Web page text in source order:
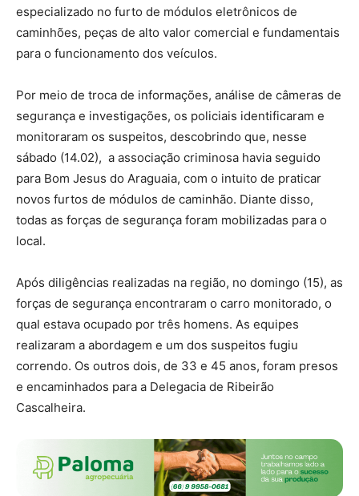
especializado no furto de módulos eletrônicos de
caminhões, peças de alto valor comercial e fundamentais
para o funcionamento dos veículos.
Por meio de troca de informações, análise de câmeras de
segurança e investigações, os policiais identificaram e
monitoraram os suspeitos, descobrindo que, nesse
sábado (14.02), a associação criminosa havia seguido
para Bom Jesus do Araguaia, com o intuito de praticar
novos furtos de módulos de caminhão. Diante disso,
todas as forças de segurança foram mobilizadas para o
local.
Após diligências realizadas na região, no domingo (15), as
forças de segurança encontraram o carro monitorado, o
qual estava ocupado por três homens. As equipes
realizaram a abordagem e um dos suspeitos fugiu
correndo. Os outros dois, de 33 e 45 anos, foram presos
e encaminhados para a Delegacia de Ribeirão
Cascalheira.